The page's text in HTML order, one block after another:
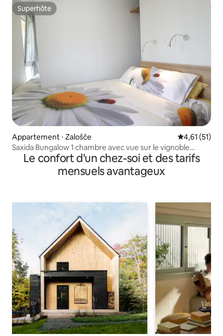
Superhôte
Superhôte
Appartement ⋅ Zalošče Évaluation
4,61 (51)
Saxida Bungalow 1 chambre avec vue sur le vignoble
2 adultes, 2 enfants
Le confort d'un chez-soi et des tarifs
mensuels avantageux